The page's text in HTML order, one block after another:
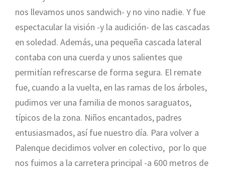
nos llevamos unos sandwich- y no vino nadie. Y fue
espectacular la visión -y la audición- de las cascadas
en soledad. Además, una pequeña cascada lateral
contaba con una cuerda y unos salientes que
permitían refrescarse de forma segura. El remate
fue, cuando a la vuelta, en las ramas de los árboles,
pudimos ver una familia de monos saraguatos,
típicos de la zona. Niños encantados, padres
entusiasmados, así fue nuestro día. Para volver a
Palenque decidimos volver en colectivo, por lo que
nos fuimos a la carretera principal -a 600 metros de